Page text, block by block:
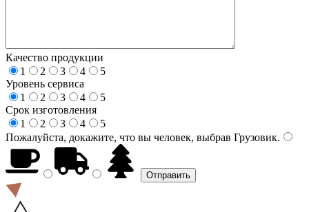
Качество продукции
1
2 3 4
5
Уровень сервиса
1
2 3 4
5
Срок изготовления
1
2 3 4
5
Пожалуйста, докажите, что вы человек, выбрав Грузовик.